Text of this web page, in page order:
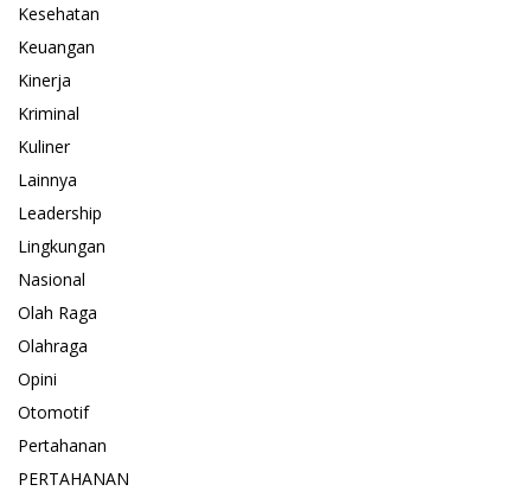
Kesehatan
Keuangan
Kinerja
Kriminal
Kuliner
Lainnya
Leadership
Lingkungan
Nasional
Olah Raga
Olahraga
Opini
Otomotif
Pertahanan
PERTAHANAN